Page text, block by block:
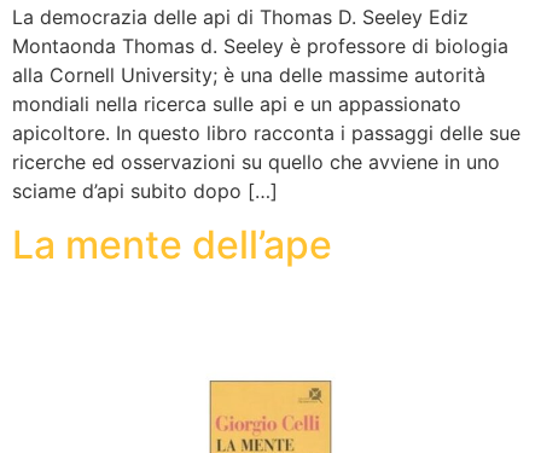
La democrazia delle api di Thomas D. Seeley Ediz
Montaonda Thomas d. Seeley è professore di biologia
alla Cornell University; è una delle massime autorità
mondiali nella ricerca sulle api e un appassionato
apicoltore. In questo libro racconta i passaggi delle sue
ricerche ed osservazioni su quello che avviene in uno
sciame d’api subito dopo […]
La mente dell’ape